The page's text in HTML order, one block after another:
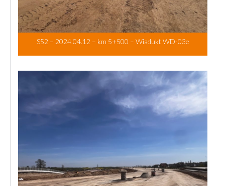
S52 – 2024.04.12 – km 5+500 – Wiadukt WD-03e